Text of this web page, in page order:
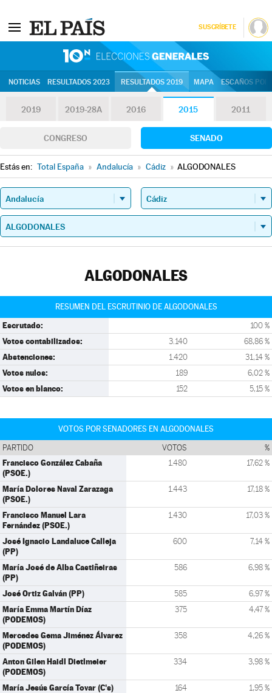
SUSCRÍBETE
NOTICIAS RESULTADOS 2023 RESULTADOS 2019 MAPA ESCAÑOS
2019 2019-28A 2016 2015 2011
CONGRESO SENADO
Estás en: Total España » Andalucía » Cádiz » ALGODONALES
ALGODONALES
RESUMEN DEL ESCRUTINIO DE ALGODONALES
Escrutado: 100 %
Votos contabilizados: 3.140 68,86 %
Abstenciones: 1.420 31,14 %
Votos nulos: 189 6,02 %
Votos en blanco: 152 5,15 %
VOTOS POR SENADORES EN ALGODONALES
PARTIDO VOTOS %
Francisco González Cabaña
(PSOE.)
1.480 17,62 %
María Dolores Naval Zarazaga
(PSOE.)
1.443 17,18 %
Francisco Manuel Lara
Fernández (PSOE.)
1.430 17,03 %
José Ignacio Landaluce Calleja
(PP)
600 7,14 %
María José de Alba Castiñeiras
(PP)
586 6,98 %
José Ortiz Galván (PP) 585 6,97 %
María Emma Martín Díaz
(PODEMOS)
375 4,47 %
Mercedes Gema Jiménez Álvarez
(PODEMOS)
358 4,26 %
Anton Gilen Haidl Dietlmeier
(PODEMOS)
334 3,98 %
María Jesús García Tovar (C's) 164 1,95 %